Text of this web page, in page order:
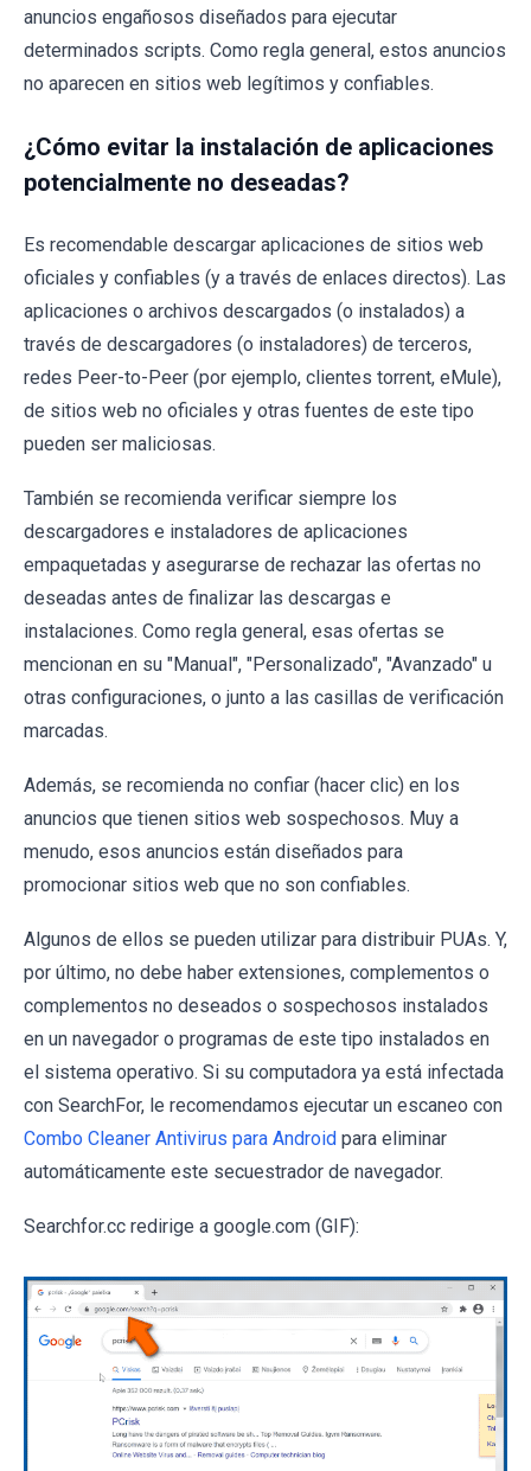
anuncios engañosos diseñados para ejecutar
determinados scripts. Como regla general, estos anuncios
no aparecen en sitios web legítimos y confiables.
¿Cómo evitar la instalación de aplicaciones
potencialmente no deseadas?
Es recomendable descargar aplicaciones de sitios web
oficiales y confiables (y a través de enlaces directos). Las
aplicaciones o archivos descargados (o instalados) a
través de descargadores (o instaladores) de terceros,
redes Peer-to-Peer (por ejemplo, clientes torrent, eMule),
de sitios web no oficiales y otras fuentes de este tipo
pueden ser maliciosas.
También se recomienda verificar siempre los
descargadores e instaladores de aplicaciones
empaquetadas y asegurarse de rechazar las ofertas no
deseadas antes de finalizar las descargas e
instalaciones. Como regla general, esas ofertas se
mencionan en su "Manual", "Personalizado", "Avanzado" u
otras configuraciones, o junto a las casillas de verificación
marcadas.
Además, se recomienda no confiar (hacer clic) en los
anuncios que tienen sitios web sospechosos. Muy a
menudo, esos anuncios están diseñados para
promocionar sitios web que no son confiables.
Algunos de ellos se pueden utilizar para distribuir PUAs. Y,
por último, no debe haber extensiones, complementos o
complementos no deseados o sospechosos instalados
en un navegador o programas de este tipo instalados en
el sistema operativo. Si su computadora ya está infectada
con SearchFor, le recomendamos ejecutar un escaneo con
Combo Cleaner Antivirus para Android para eliminar
automáticamente este secuestrador de navegador.
Searchfor.cc redirige a google.com (GIF):